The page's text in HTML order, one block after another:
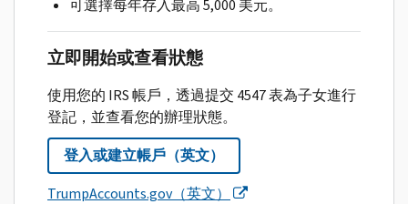
可選擇每年存入最高 5,000 美元。
立即開始或查看狀態
使用您的 IRS 帳戶，透過提交 4547 表為子女進行
登記，並查看您的辦理狀態。
登入或建立帳戶（英文）
TrumpAccounts.gov（英文）